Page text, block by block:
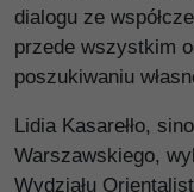
dialogu ze
przede wszystkim
poszukiwaniu
Lidia Kasarełło,
Warszawskiego,
Wydziału